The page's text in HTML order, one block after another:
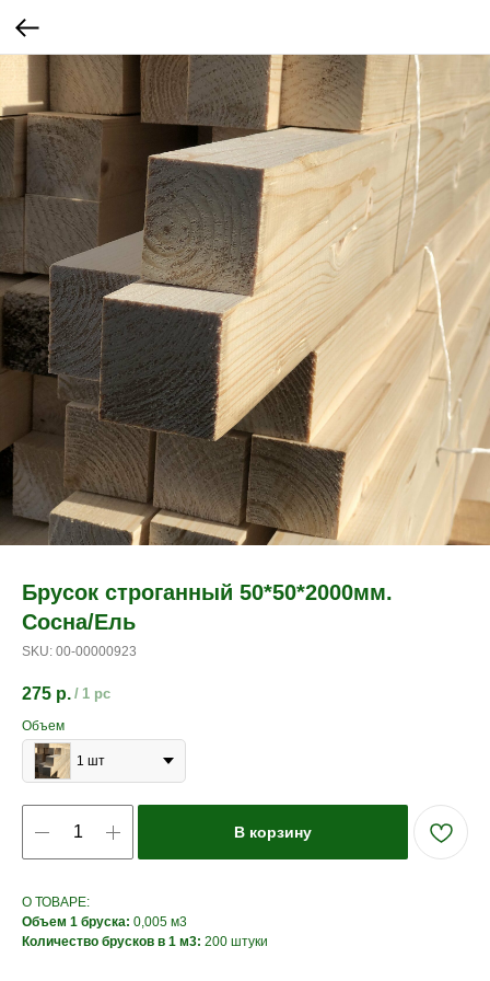
Брусок строганный 50*50*2000мм.
Сосна/Ель
SKU: 00-00000923
275 р. / 1 pc
Объем
1 шт
В корзину
О ТОВАРЕ:
Объем 1 бруска: 0,005 м3
Количество брусков в 1 м3: 200 штуки